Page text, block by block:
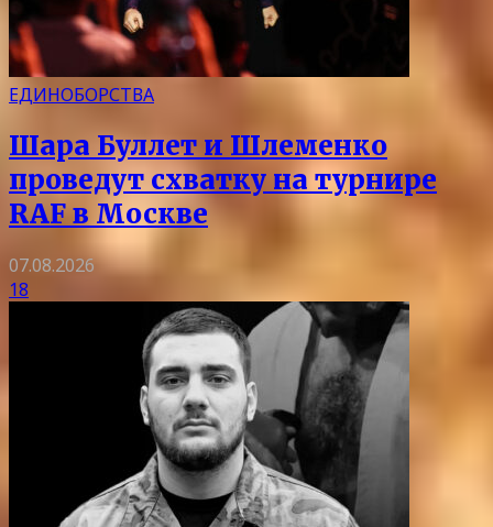
ЕДИНОБОРСТВА
Шара Буллет и Шлеменко
проведут схватку на турнире
RAF в Москве
07.08.2026
18